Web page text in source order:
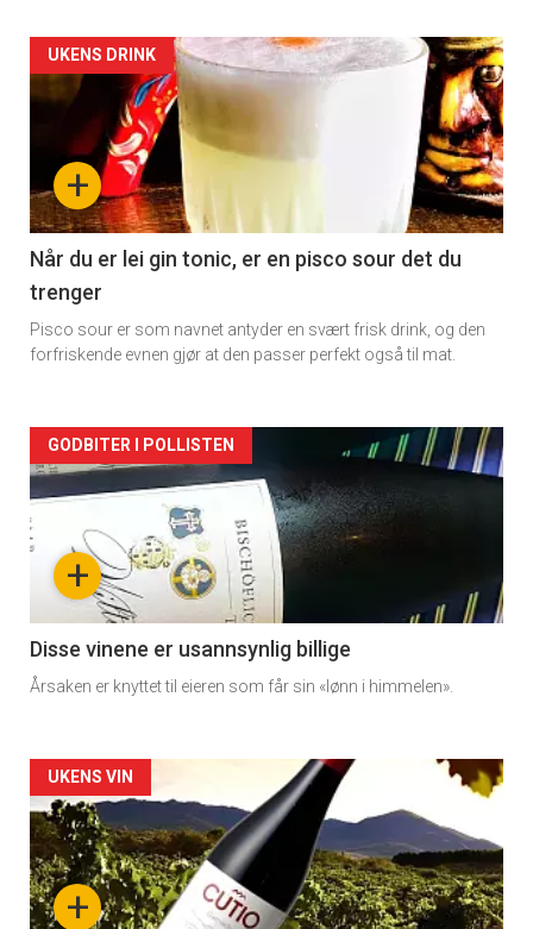
Forsiden
akkurat
nå
-
2
+
UKENS DRINK
Når du er lei gin tonic, er en pisco sour det du
trenger
Pisco sour er som navnet antyder en svært frisk drink, og den
forfriskende evnen gjør at den passer perfekt også til mat.
Forsiden
akkurat
nå
3
+
GODBITER I POLLISTEN
Disse vinene er usannsynlig billige
Årsaken er knyttet til eieren som får sin «lønn i himmelen».
Forsiden
akkurat
nå+
UKENS VIN